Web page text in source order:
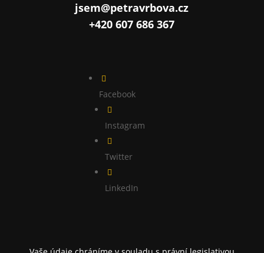
jsem@petravrbova.cz
+420 607 686 367

Facebook

Instagram

Twitter

LinkedIn